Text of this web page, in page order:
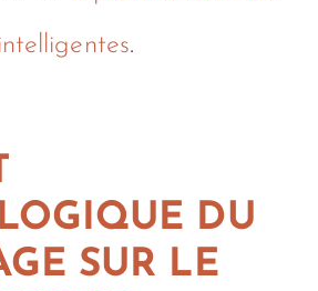
.
DU
SUR LE